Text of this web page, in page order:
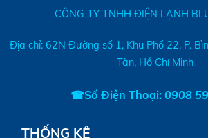
CÔNG TY TNHH ĐIỆN LẠNH
Địa chỉ: 62N Đường số 1, Khu Phố 22, P.
Tân, Hồ Chí Minh
☎Số Điện Thoại: 0908
THỐNG KÊ